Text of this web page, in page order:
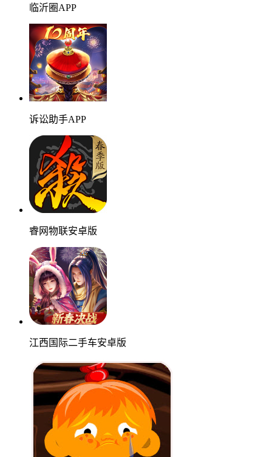
临沂圈APP
诉讼助手APP
睿网物联安卓版
江西国际二手车安卓版